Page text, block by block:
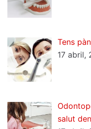
Tens
17 abril,
salut